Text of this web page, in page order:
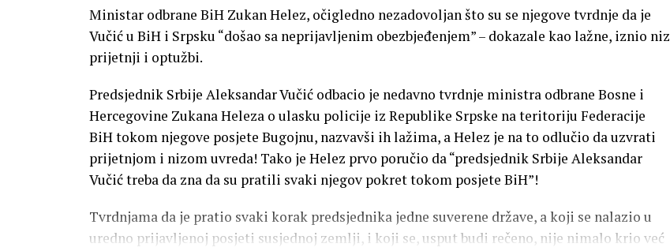
Ministar odbrane BiH Zukan Helez, očigledno nezadovoljan što su se njegove tvrdnje da je
Vučić u BiH i Srpsku “došao sa neprijavljenim obezbjeđenjem” – dokazale kao lažne, iznio niz
prijetnji i optužbi.
Predsjednik Srbije Aleksandar Vučić odbacio je nedavno tvrdnje ministra odbrane Bosne i
Hercegovine Zukana Heleza o ulasku policije iz Republike Srpske na teritoriju Federacije
BiH tokom njegove posjete Bugojnu, nazvavši ih lažima, a Helez je na to odlučio da uzvrati
prijetnjom i nizom uvreda! Tako je Helez prvo poručio da “predsjednik Srbije Aleksandar
Vučić treba da zna da su pratili svaki njegov pokret tokom posjete BiH”!
Tvrdnjama da je pratio svaki korak predsjednika jedne suverene države, a koji se nalazio u
uredno prijavljenoj posjeti susjednoj zemlji, i koji se, usput budi rečeno, nije nimalo krio već